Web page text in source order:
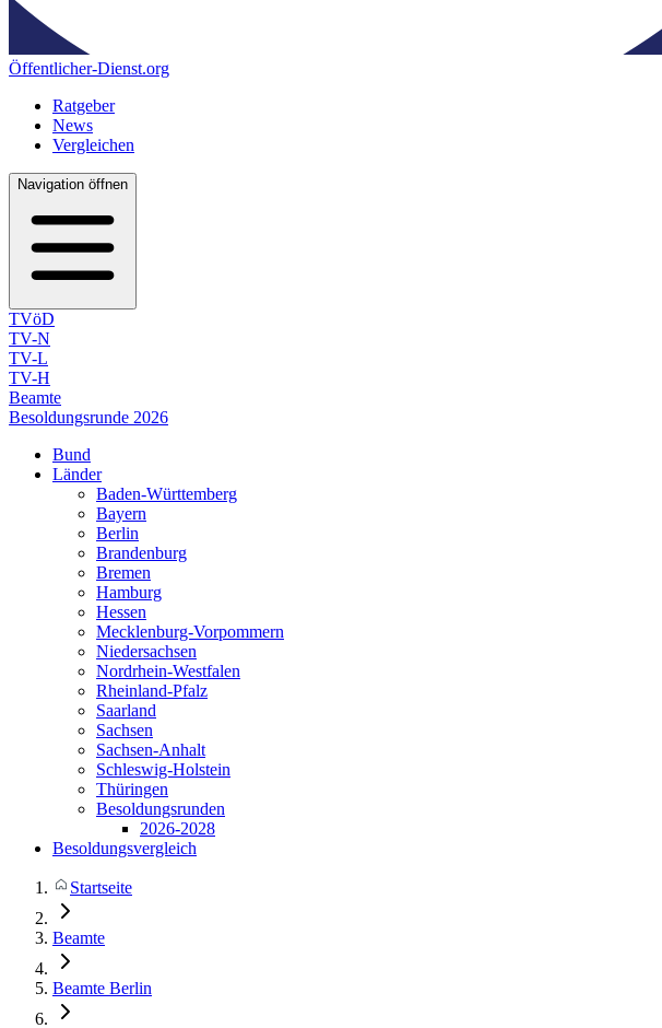
Öffentlicher-Dienst.org
Ratgeber
News
Vergleichen
Navigation öffnen
TVöD
TV-N
TV-L
TV-H
Beamte
Besoldungsrunde 2026
Bund
Länder
Baden-Württemberg
Bayern
Berlin
Brandenburg
Bremen
Hamburg
Hessen
Mecklenburg-Vorpommern
Niedersachsen
Nordrhein-Westfalen
Rheinland-Pfalz
Saarland
Sachsen
Sachsen-Anhalt
Schleswig-Holstein
Thüringen
Besoldungsrunden
2026-2028
Besoldungsvergleich
Startseite
Beamte
Beamte Berlin